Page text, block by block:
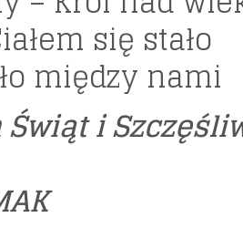
się stało
między nami
Świąt i